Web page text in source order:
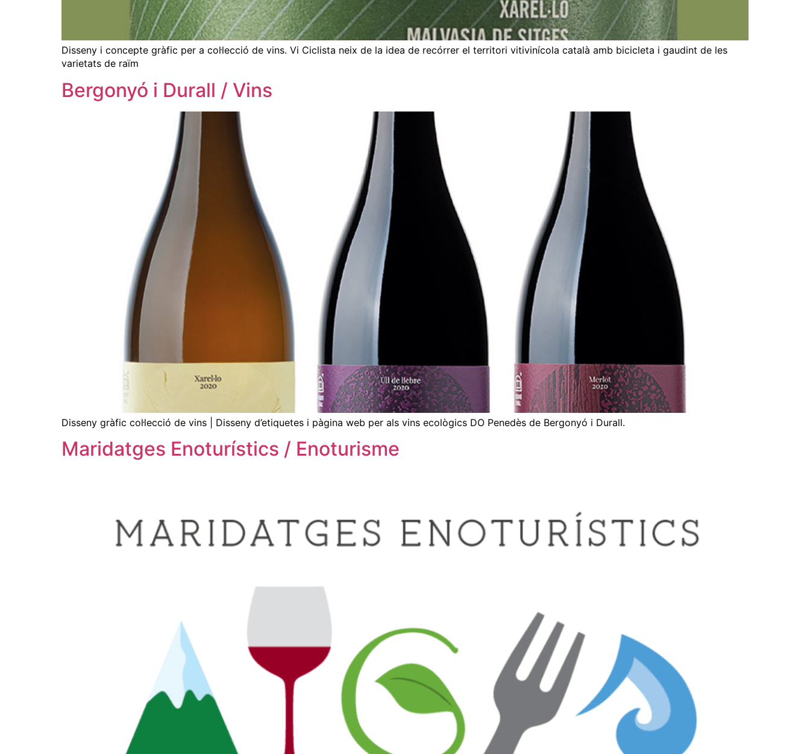
Disseny i concepte gràfic per a col·lecció de vins. Vi Ciclista neix de la idea de recórrer el territori vitivinícola català amb bicicleta i gaudint de les
varietats de raïm
Bergonyó i Durall / Vins
Disseny gràfic col·lecció de vins | Disseny d’etiquetes i pàgina web per als vins ecològics DO Penedès de Bergonyó i Durall.
Maridatges Enoturístics / Enoturisme